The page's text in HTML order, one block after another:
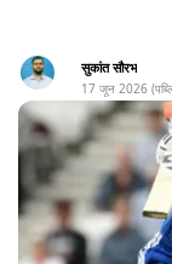
सुकांत सौरभ
17 जून 2026